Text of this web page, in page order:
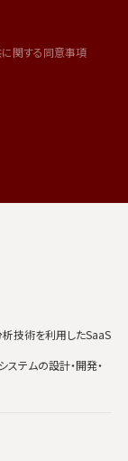
関する同意事項
析技術を利用したSaaS
ステムの設計・開発・